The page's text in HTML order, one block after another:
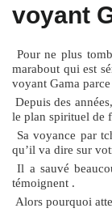
voyant
Pour ne plus
marabout qui est
voyant Gama
Depuis des
le plan spirituel de
Sa voyance par
qu’il va dire sur
Il a sauvé
témoignent .
Alors pourquoi